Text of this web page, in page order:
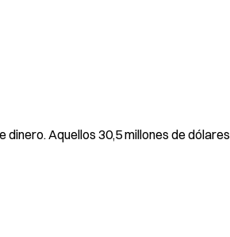
Aquellos 30,5 millones de dólares